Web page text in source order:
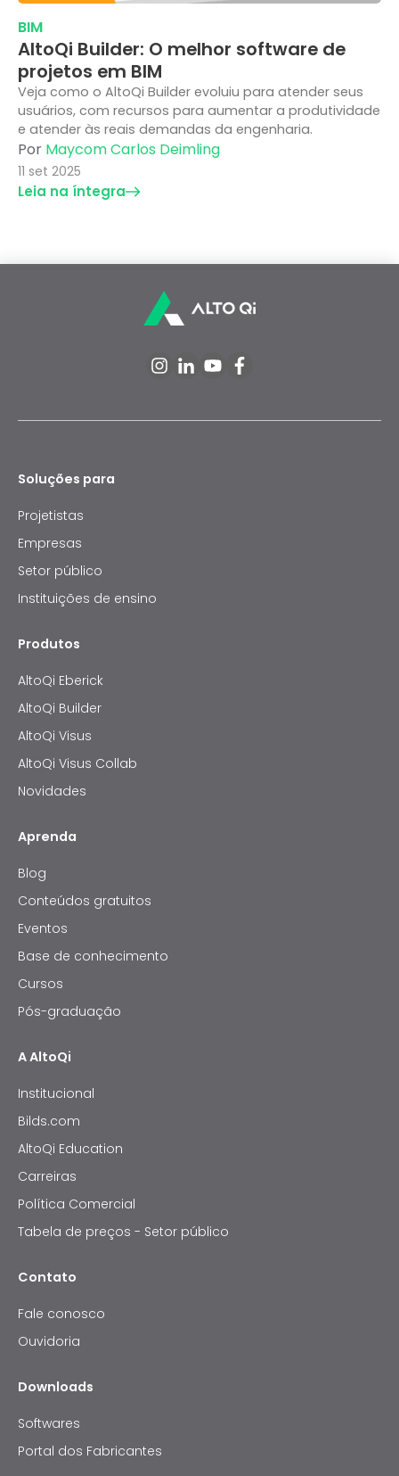
BIM
AltoQi Builder: O melhor software de
projetos em BIM
Veja como o AltoQi Builder evoluiu para atender seus
usuários, com recursos para aumentar a produtividade
e atender às reais demandas da engenharia.
Por Maycom Carlos Deimling
11 set 2025
Leia na íntegra
Soluções para
Projetistas
Empresas
Setor público
Instituições de ensino
Produtos
AltoQi Eberick
AltoQi Builder
AltoQi Visus
AltoQi Visus Collab
Novidades
Aprenda
Blog
Conteúdos gratuitos
Eventos
Base de conhecimento
Cursos
Pós-graduação
A AltoQi
Institucional
Bilds.com
AltoQi Education
Carreiras
Política Comercial
Tabela de preços - Setor público
Contato
Fale conosco
Ouvidoria
Downloads
Softwares
Portal dos Fabricantes